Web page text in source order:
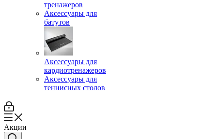
тренажеров
Аксессуары для
батутов
Аксессуары для
кардиотренажеров
Аксессуары для
теннисных столов
Акции